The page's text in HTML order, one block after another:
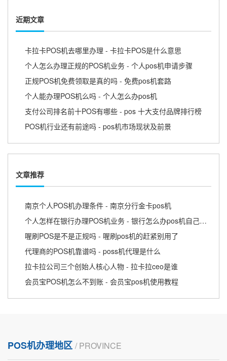
近期文章
卡拉卡POS机去哪里办理 - 卡拉卡POS是什么意思
个人怎么办理正规的POS机业务 - 个人pos机申请步骤
正规POS机免费领取是真的吗 - 免费pos机套路
个人能办理POS机么吗 - 个人怎么办pos机
支付公司排名前十POS有哪些 - pos 十大支付品牌排行榜
POS机行业还有前途吗 - pos机市场现状及前景
文章推荐
南京个人POS机办理条件 - 南京分行金卡pos机
个人怎样在银行办理POS机业务 - 银行怎么办pos机自己使用
喔刷POS是不是正规吗 - 喔刷pos机的赶紧别用了
代理商的POS机靠谱吗 - poss机代理是什么
拉卡拉公司三个创始人核心人物 - 拉卡拉ceo是谁
会员宝POS机怎么不到账 - 会员宝pos机使用教程
POS机办理地区 / PROVINCE